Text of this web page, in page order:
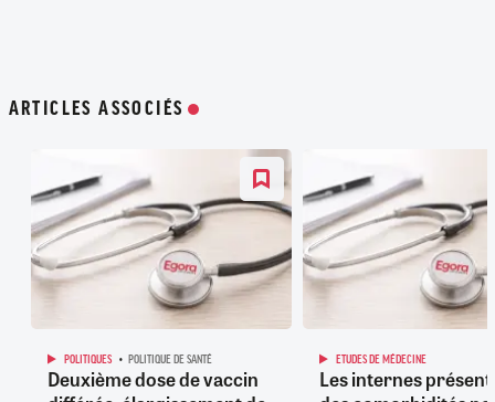
ARTICLES ASSOCIÉS
POLITIQUES POLITIQUE DE SANTÉ
Deuxième dose de vaccin
ETUDES DE MÉDECINE
Les internes